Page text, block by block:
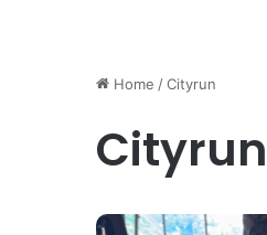
Home /Cityrun
Cityrun